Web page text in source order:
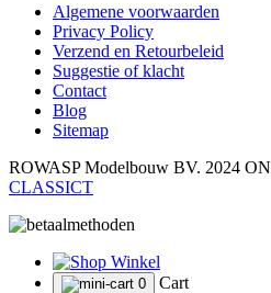
Algemene voorwaarden
Privacy Policy
Verzend en Retourbeleid
Suggestie of klacht
Contact
Blog
Sitemap
ROWASP Modelbouw BV. 2024
CLASSICT
Winkel
0
Cart